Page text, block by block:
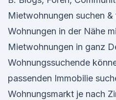
Mietwohnungen suchen
Wohnungen in der Nähe
Mietwohnungen in ganz
Wohnungssuchende
passenden Immobilie
Wohnungsmarkt je nach